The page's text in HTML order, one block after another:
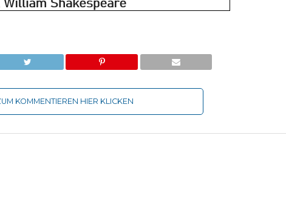
KOMMENTIEREN HIER KLICKEN